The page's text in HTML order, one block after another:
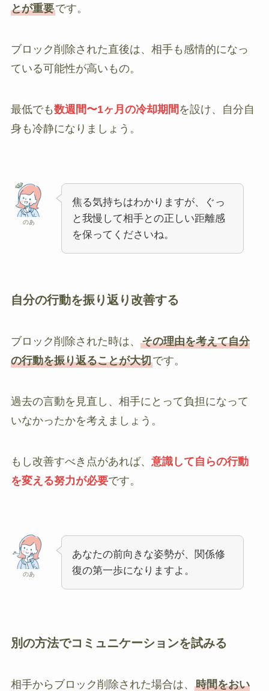
とが重要です。
ブロック削除された直後は、相手も感情的になっ
ている可能性が高いもの。
最低でも数週間〜1ヶ月の冷却期間 を設け、自分自
身も冷静になりましょう。
のあ
焦る気持ちはわかりますが、ぐっ
と我慢して相手との正しい距離感
を保ってくださいね。
自分の行動を振り返り改善する
ブロック削除された時は、 その理由を考えて自分
の行動を振り返ることが大切です。
過去の言動を見直し、相手にとって負担になって
いなかったかを考えましょう。
もし改善すべき点があれば、 意識して自らの行動
を変える努力が必要です。
のあ
あなたの前向きな姿勢が、関係修
復の第一歩になりますよ。
別の方法でコミュニケーションを試みる
相手からブロック削除された場合は、 時間をおい